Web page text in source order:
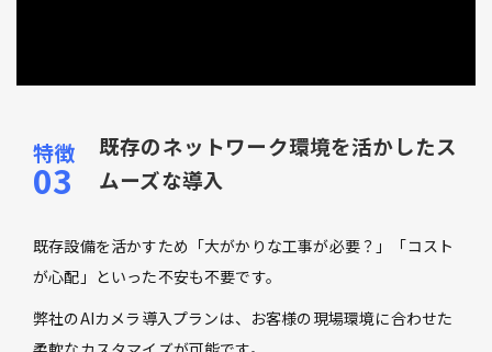
既存のネットワーク環境を活かしたス
ムーズな導入
既存設備を活かすため「大がかりな工事が必要？」「コスト
が心配」といった不安も不要です。
弊社のAIカメラ導入プランは、お客様の現場環境に合わせた